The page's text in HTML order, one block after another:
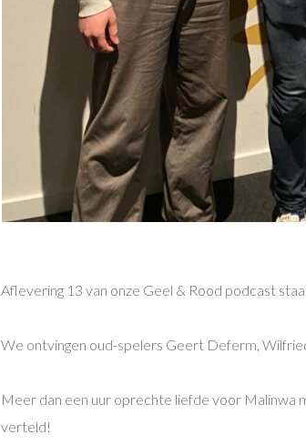
Aflevering 13 van onze Geel & Rood podcast
We ontvingen oud-spelers Geert Deferm,
Meer dan een uur oprechte liefde voor Malinwa
verteld!